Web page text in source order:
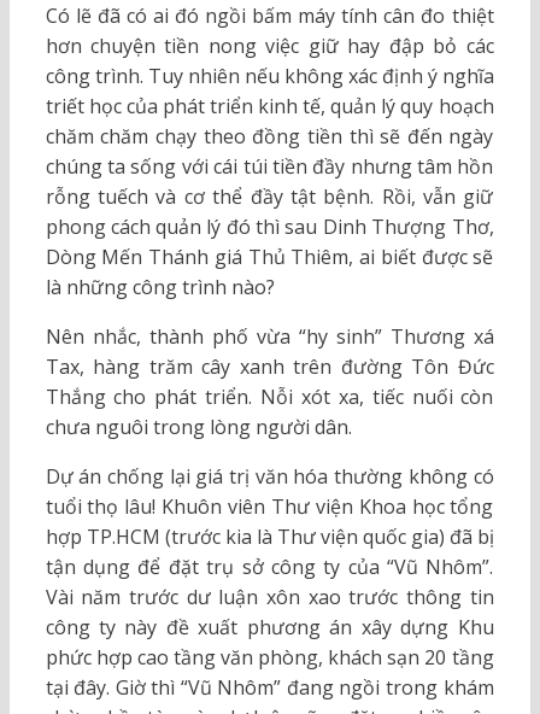
Có lẽ đã có ai đó ngồi bấm máy tính cân đo thiệt
hơn chuyện tiền nong việc giữ hay đập bỏ các
công trình. Tuy nhiên nếu không xác định ý nghĩa
triết học của phát triển kinh tế, quản lý quy hoạch
chăm chăm chạy theo đồng tiền thì sẽ đến ngày
chúng ta sống với cái túi tiền đầy nhưng tâm hồn
rỗng tuếch và cơ thể đầy tật bệnh. Rồi, vẫn giữ
phong cách quản lý đó thì sau Dinh Thượng Thơ,
Dòng Mến Thánh giá Thủ Thiêm, ai biết được sẽ
là những công trình nào?
Nên nhắc, thành phố vừa “hy sinh” Thương xá
Tax, hàng trăm cây xanh trên đường Tôn Đức
Thắng cho phát triển. Nỗi xót xa, tiếc nuối còn
chưa nguôi trong lòng người dân.
Dự án chống lại giá trị văn hóa thường không có
tuổi thọ lâu! Khuôn viên Thư viện Khoa học tổng
hợp TP.HCM (trước kia là Thư viện quốc gia) đã bị
tận dụng để đặt trụ sở công ty của “Vũ Nhôm”.
Vài năm trước dư luận xôn xao trước thông tin
công ty này đề xuất phương án xây dựng Khu
phức hợp cao tầng văn phòng, khách sạn 20 tầng
tại đây. Giờ thì “Vũ Nhôm” đang ngồi trong khám